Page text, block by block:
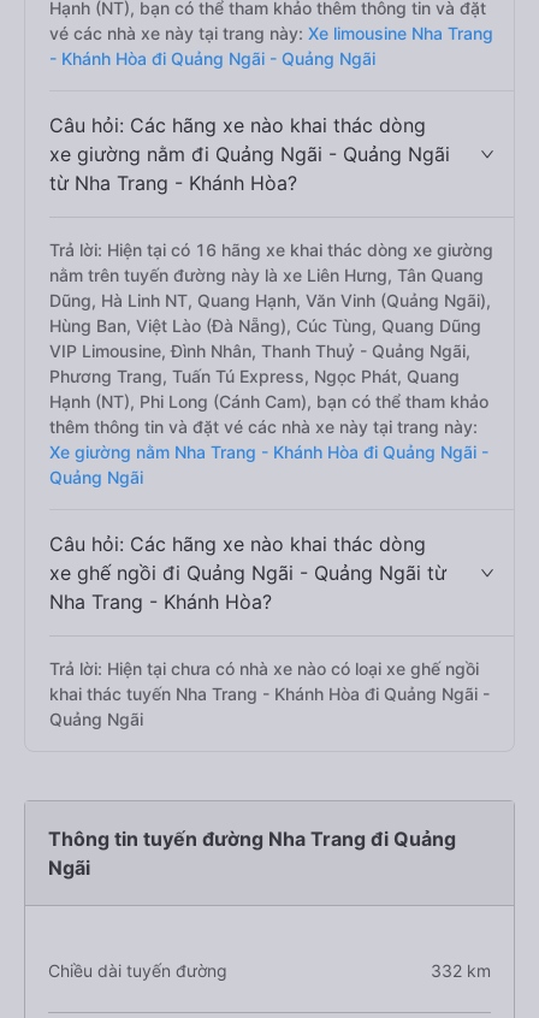
Hạnh (NT), bạn có thể tham khảo thêm thông tin và đặt
vé các nhà xe này tại trang này: Xe limousine Nha Trang
- Khánh Hòa đi Quảng Ngãi - Quảng Ngãi
Câu hỏi: Các hãng xe nào khai thác dòng
xe giường nằm đi Quảng Ngãi - Quảng Ngãi
từ Nha Trang - Khánh Hòa?
Trả lời: Hiện tại có 16 hãng xe khai thác dòng xe giường
nằm trên tuyến đường này là xe Liên Hưng, Tân Quang
Dũng, Hà Linh NT, Quang Hạnh, Văn Vinh (Quảng Ngãi),
Hùng Ban, Việt Lào (Đà Nẵng), Cúc Tùng, Quang Dũng
VIP Limousine, Đình Nhân, Thanh Thuỷ - Quảng Ngãi,
Phương Trang, Tuấn Tú Express, Ngọc Phát, Quang
Hạnh (NT), Phi Long (Cánh Cam), bạn có thể tham khảo
thêm thông tin và đặt vé các nhà xe này tại trang này:
Xe giường nằm Nha Trang - Khánh Hòa đi Quảng Ngãi -
Quảng Ngãi
Câu hỏi: Các hãng xe nào khai thác dòng
xe ghế ngồi đi Quảng Ngãi - Quảng Ngãi từ
Nha Trang - Khánh Hòa?
Trả lời: Hiện tại chưa có nhà xe nào có loại xe ghế ngồi
khai thác tuyến Nha Trang - Khánh Hòa đi Quảng Ngãi -
Quảng Ngãi
Thông tin tuyến đường Nha Trang đi Quảng
Ngãi
Chiều dài tuyến đường 332 km